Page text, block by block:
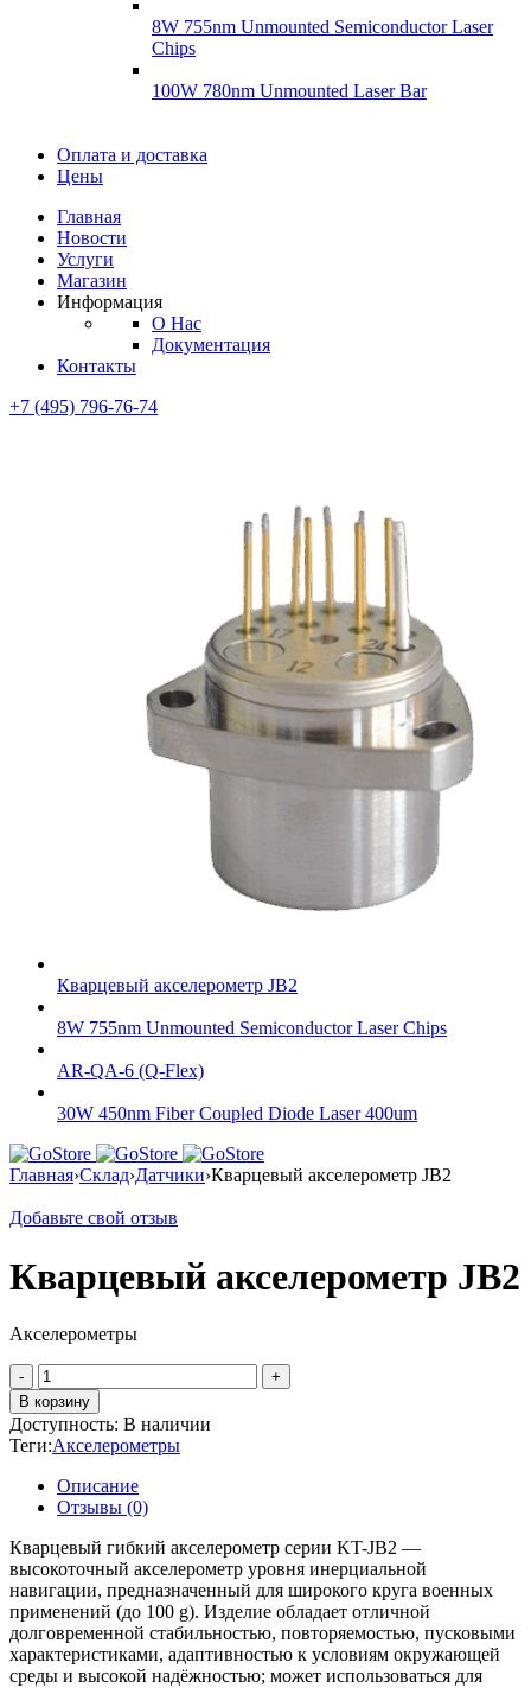
8W 755nm Unmounted Semiconductor Laser
Chips
100W 780nm Unmounted Laser Bar
Оплата и доставка
Цены
Главная
Новости
Услуги
Магазин
Информация
О Нас
Документация
Контакты
+7 (495) 796-76-74
Кварцевый акселерометр JB2
8W 755nm Unmounted Semiconductor Laser Chips
AR-QA-6 (Q-Flex)
30W 450nm Fiber Coupled Diode Laser 400um
Главная›Склад›Датчики›Кварцевый акселерометр JB2
Добавьте свой отзыв
Кварцевый акселерометр JB2
Акселерометры
Количество
товара
Кварцевый
акселерометр
JB2
В корзину
Доступность: В наличии
Теги:Акселерометры
Описание
Отзывы (0)
Кварцевый гибкий акселерометр серии KT-JB2 —
высокоточный акселерометр уровня инерциальной
навигации, предназначенный для широкого круга военных
применений (до 100 g). Изделие обладает отличной
долговременной стабильностью, повторяемостью, пусковыми
характеристиками, адаптивностью к условиям окружающей
среды и высокой надёжностью; может использоваться для